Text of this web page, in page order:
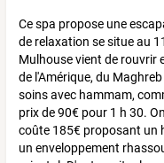
Ce spa propose une
de relaxation se situe au
Mulhouse vient de rouvrir
de l'Amérique, du
soins avec hammam,
prix de 90€ pour 1 h 30.
coûte 185€ proposant un
un enveloppement